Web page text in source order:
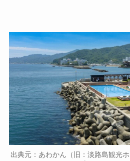
出典元：あわかん（旧：淡路島観光